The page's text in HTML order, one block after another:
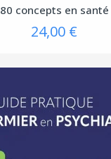
80 concepts en santé
24,00 €